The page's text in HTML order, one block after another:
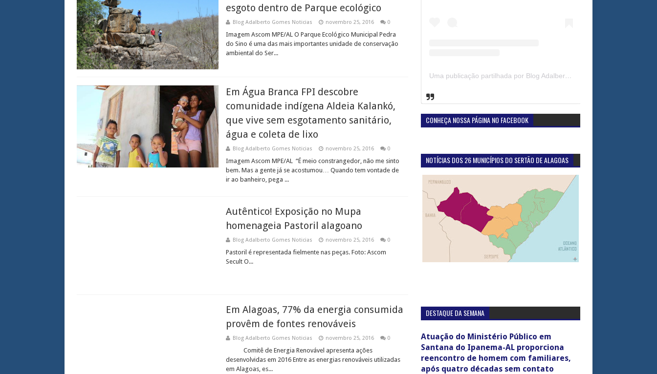
esgoto dentro de Parque ecológico
Blog Adalberto Gomes Noticias novembro 25, 2016 0
Imagem Ascom MPE/AL O Parque Ecológico Municipal Pedra
do Sino é uma das mais importantes unidade de conservação
ambiental do Ser...
Em Água Branca FPI descobre
comunidade indígena Aldeia Kalankó,
que vive sem esgotamento sanitário,
água e coleta de lixo
Blog Adalberto Gomes Noticias novembro 25, 2016 0
Imagem Ascom MPE/AL “É meio constrangedor, não me sinto
bem. Mas a gente já se acostumou… Quando tem vontade de
ir ao banheiro, pega ...
Autêntico! Exposição no Mupa
homenageia Pastoril alagoano
Blog Adalberto Gomes Noticias novembro 25, 2016 0
Pastoril é representada fielmente nas peças. Foto: Ascom
Secult O...
Em Alagoas, 77% da energia consumida
provêm de fontes renováveis
Blog Adalberto Gomes Noticias novembro 25, 2016 0
Comitê de Energia Renovável apresenta ações
desenvolvidas em 2016 Entre as energias renováveis utilizadas
em Alagoas, es...
Uma publicação partilhada por Blog Adalberto Gomes Noticias (@blogadalbertogomesnoticiass)
CONHEÇA NOSSA PÁGINA NO FACEBOOK
NOTÍCIAS DOS 26 MUNICÍPIOS DO SERTÃO DE ALAGOAS
DESTAQUE DA SEMANA
Atuação do Ministério Público em
Santana do Ipanema-AL proporciona
reencontro de homem com familiares,
após quatro décadas sem contato